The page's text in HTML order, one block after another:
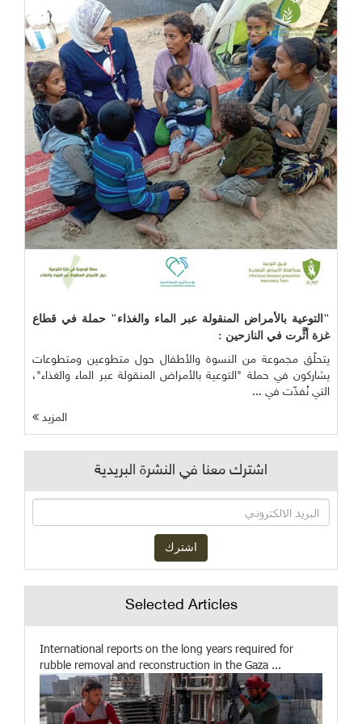
"التوعية بالأمراض المنقولة عبر الماء والغذاء" حملة في قطاع
غزة أثَّرت في النازحين :
يتحلّق مجموعة من النسوة والأطفال حول متطوعين ومتطوعات
يشاركون في حملة "التوعية بالأمراض المنقولة عبر الماء والغذاء"،
التي نُفذّت في ...
المزيد
اشترك معنا في النشرة البريدية
Selected Articles
International reports on the long years required for
rubble removal and reconstruction in the Gaza ...